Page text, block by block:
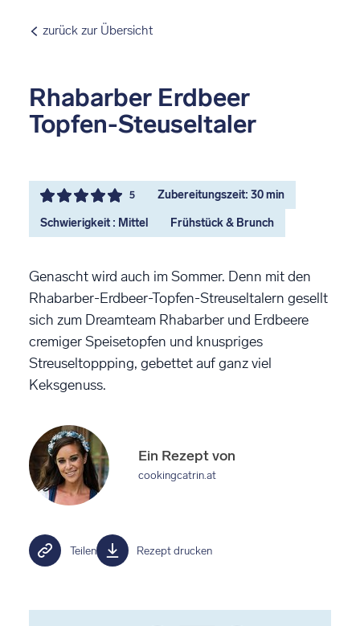
zurück zur Übersicht
Rhabarber Erdbeer
Topfen-Steuseltaler
5 Zubereitungszeit: 30 min
Schwierigkeit : Mittel Frühstück & Brunch
Genascht wird auch im Sommer. Denn mit den
Rhabarber-Erdbeer-Topfen-Streuseltalern gesellt
sich zum Dreamteam Rhabarber und Erdbeere
cremiger Speisetopfen und knuspriges
Streuseltoppping, gebettet auf ganz viel
Keksgenuss.
Ein Rezept von
cookingcatrin.at
Teilen Rezept drucken